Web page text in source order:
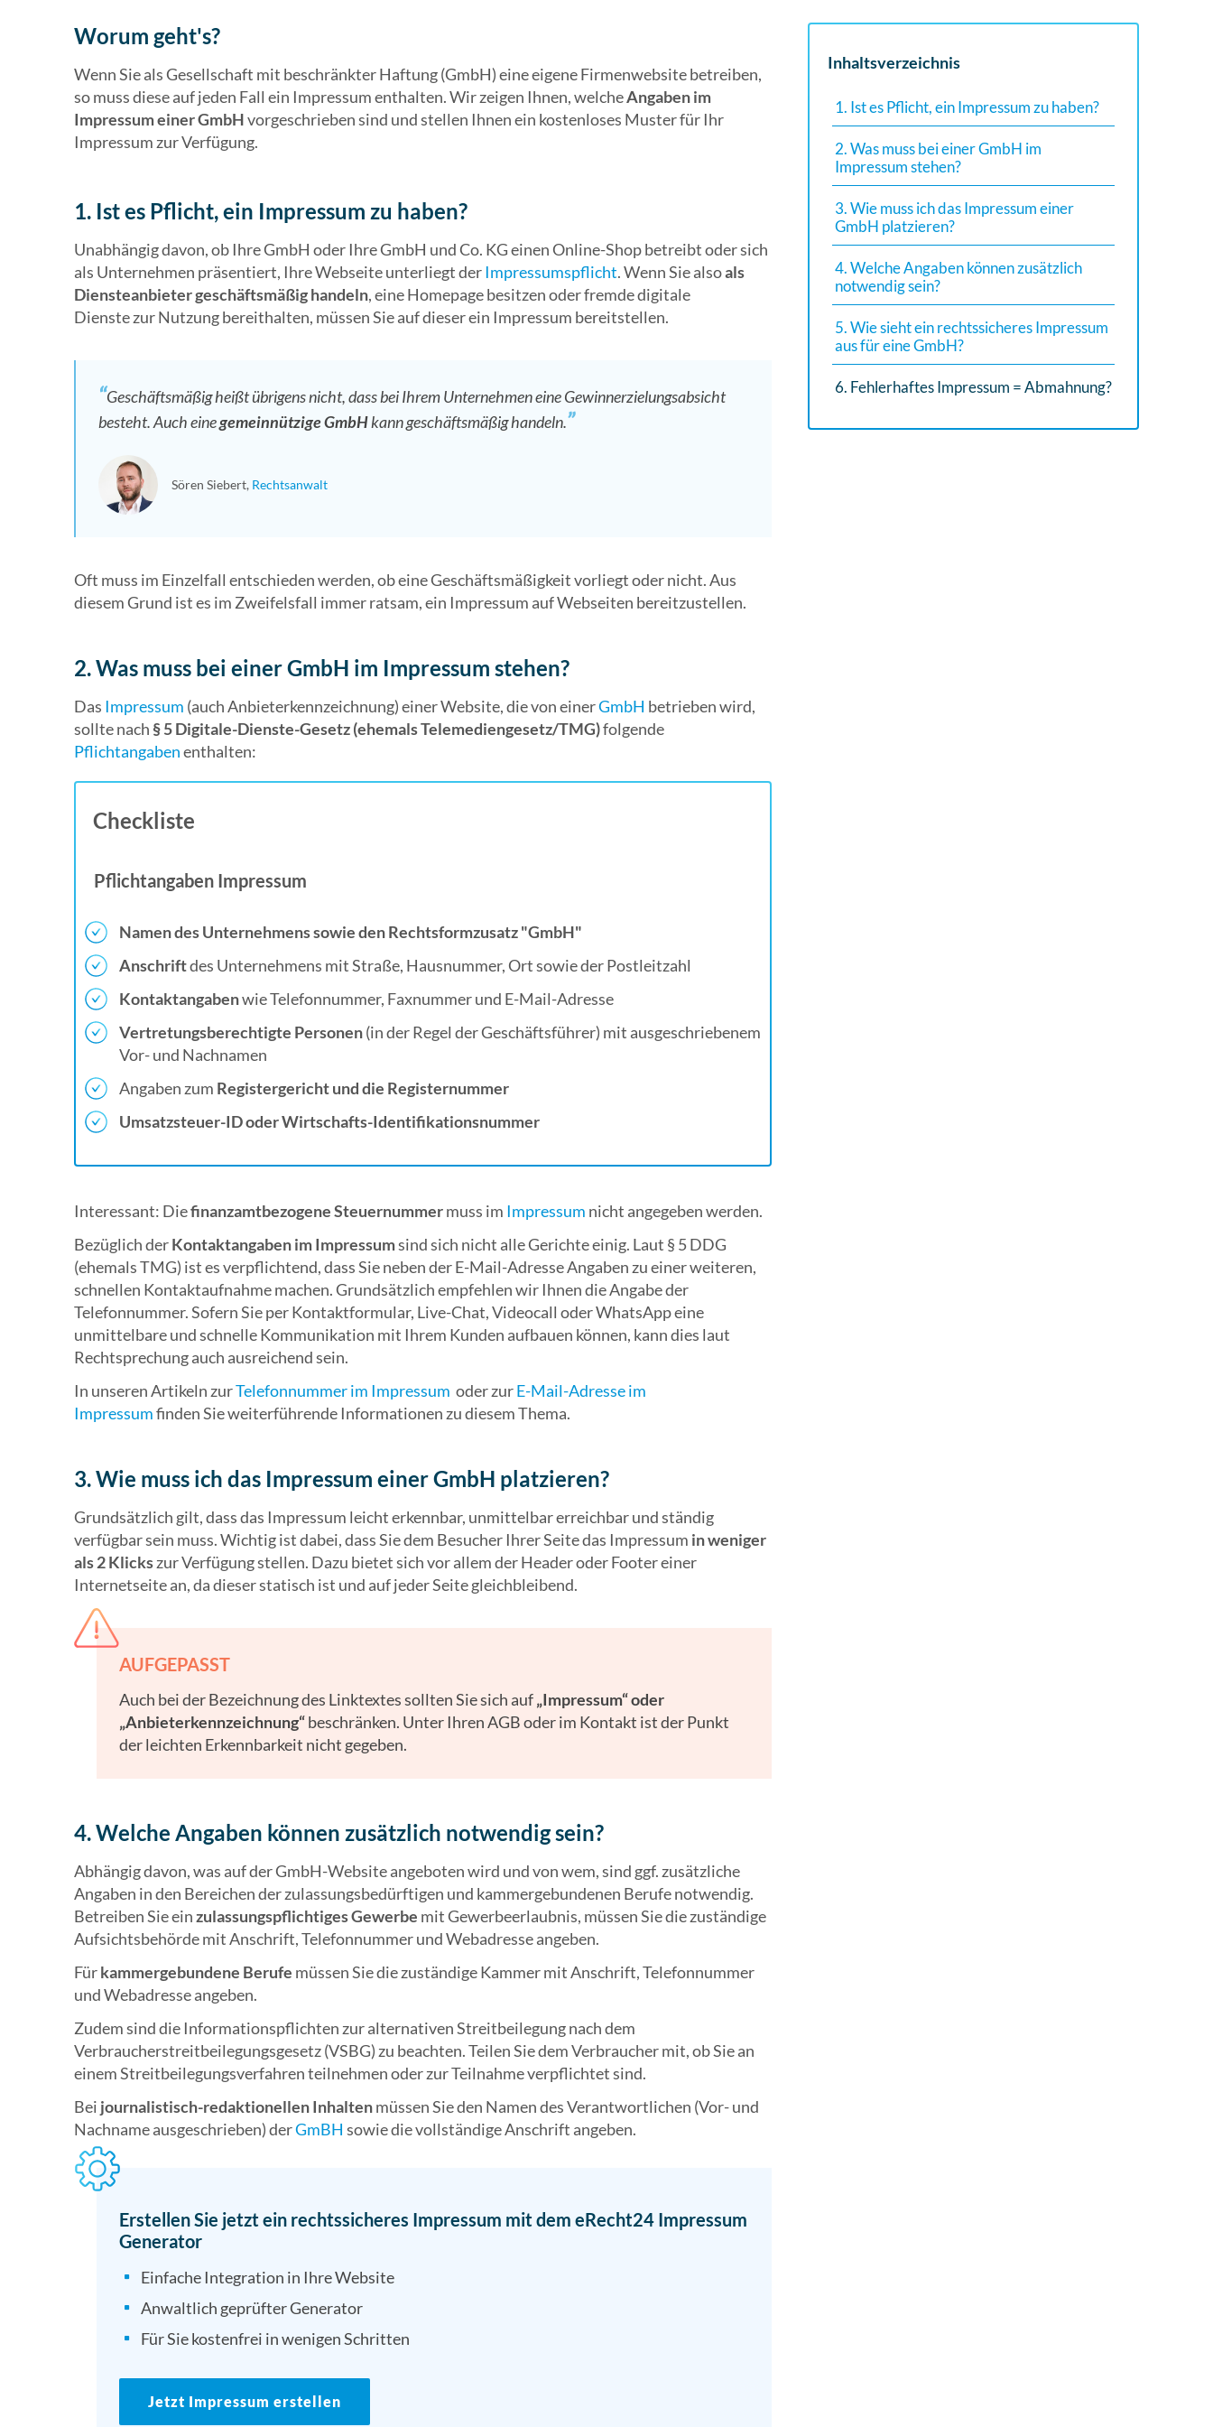
Inhaltsverzeichnis
1. Ist es Pflicht, ein Impressum zu haben?
2. Was muss bei einer GmbH im
Impressum stehen?
3. Wie muss ich das Impressum einer
GmbH platzieren?
4. Welche Angaben können zusätzlich
notwendig sein?
5. Wie sieht ein rechtssicheres Impressum
aus für eine GmbH?
6. Fehlerhaftes Impressum = Abmahnung?
Worum geht's?
Wenn Sie als Gesellschaft mit beschränkter Haftung (GmbH) eine eigene Firmenwebsite betreiben,
so muss diese auf jeden Fall ein Impressum enthalten. Wir zeigen Ihnen, welcheAngaben im
Impressum einer GmbHvorgeschrieben sind und stellen Ihnen ein kostenloses Muster für Ihr
Impressum zur Verfügung.
1. Ist es Pflicht, ein Impressum zu haben?
Unabhängig davon, ob Ihre GmbH oder Ihre GmbH und Co. KG einen Online-Shop betreibt oder sich
als Unternehmen präsentiert, Ihre Webseite unterliegt derImpressumspflicht. Wenn Sie alsoals
Diensteanbieter geschäftsmäßig handeln, eine Homepage besitzen oder fremde digitale
Dienste zur Nutzung bereithalten, müssen Sie auf dieser ein Impressum bereitstellen.
Geschäftsmäßig heißt übrigens nicht, dass bei Ihrem Unternehmen eine Gewinnerzielungsabsicht
besteht. Auch einegemeinnützige GmbHkann geschäftsmäßig handeln.
Sören Siebert Rechtsanwalt
Oft muss im Einzelfall entschieden werden, ob eine Geschäftsmäßigkeit vorliegt oder nicht. Aus
diesem Grund ist es im Zweifelsfall immer ratsam, ein Impressum auf Webseiten bereitzustellen.
2. Was muss bei einer GmbH im Impressum stehen?
Das Impressum (auch Anbieterkennzeichnung) einer Website, die von einerGmbH betrieben wird,
sollte nach § 5 Digitale-Dienste-Gesetz (ehemals Telemediengesetz/TMG)folgende
Pflichtangabenenthalten:
Checkliste
Pflichtangaben Impressum
Namen des Unternehmens sowie den Rechtsformzusatz "GmbH"
Anschriftdes Unternehmens mit Straße, Hausnummer, Ort sowie der Postleitzahl
Kontaktangabenwie Telefonnummer, Faxnummer und E-Mail-Adresse
Vertretungsberechtigte Personen(in der Regel der Geschäftsführer) mit ausgeschriebenem
Vor- und Nachnamen
Angaben zum Registergericht und die Registernummer
Umsatzsteuer-ID oder Wirtschafts-Identifikationsnummer
Interessant: Diefinanzamtbezogene Steuernummermuss im Impressum nicht angegeben werden.
Bezüglich derKontaktangaben im Impressumsind sich nicht alle Gerichte einig. Laut § 5 DDG
(ehemals TMG) ist es verpflichtend, dass Sie neben der E-Mail-Adresse Angaben zu einer weiteren,
schnellen Kontaktaufnahme machen. Grundsätzlich empfehlen wir Ihnen die Angabe der
Telefonnummer. Sofern Sie per Kontaktformular, Live-Chat, Videocall oder WhatsApp eine
unmittelbare und schnelle Kommunikation mit Ihrem Kunden aufbauen können, kann dies laut
Rechtsprechung auch ausreichend sein.
In unseren Artikeln zurTelefonnummer im Impressum oder zurE-Mail-Adresse im
Impressumfinden Sie weiterführende Informationen zu diesem Thema.
3. Wie muss ich das Impressum einer GmbH platzieren?
Grundsätzlich gilt, dass das Impressum leicht erkennbar, unmittelbar erreichbar und ständig
verfügbar sein muss. Wichtig ist dabei, dass Sie dem Besucher Ihrer Seite das Impressum in weniger
als 2 Klickszur Verfügung stellen. Dazu bietet sich vor allem der Header oder Footer einer
Internetseite an, da dieser statisch ist und auf jeder Seite gleichbleibend.
AUFGEPASST
Auch bei der Bezeichnung des Linktextes sollten Sie sich auf„Impressum“ oder
„Anbieterkennzeichnung“beschränken. Unter Ihren AGB oder im Kontakt ist der Punkt
der leichten Erkennbarkeit nicht gegeben.
4. Welche Angaben können zusätzlich notwendig sein?
Abhängig davon, was auf der GmbH-Website angeboten wird und von wem, sind ggf. zusätzliche
Angaben in den Bereichen der zulassungsbedürftigen und kammergebundenen Berufe notwendig.
Betreiben Sie einzulassungspflichtiges Gewerbe mit Gewerbeerlaubnis, müssen Sie die zuständige
Aufsichtsbehörde mit Anschrift, Telefonnummer und Webadresse angeben.
Fürkammergebundene Berufe müssen Sie die zuständige Kammer mit Anschrift, Telefonnummer
und Webadresse angeben.
Zudem sind die Informationspflichten zur alternativen Streitbeilegung nach dem
Verbraucherstreitbeilegungsgesetz (VSBG) zu beachten. Teilen Sie dem Verbraucher mit, ob Sie an
einem Streitbeilegungsverfahren teilnehmen oder zur Teilnahme verpflichtet sind.
Bei journalistisch-redaktionellen Inhaltenmüssen Sie den Namen des Verantwortlichen (Vor- und
Nachname ausgeschrieben) derGmBH sowie die vollständige Anschrift angeben.
Erstellen Sie jetzt ein rechtssicheres Impressum mit dem eRecht24 Impressum
Generator
Einfache Integration in Ihre Website
Anwaltlich geprüfter Generator
Für Sie kostenfrei in wenigen Schritten
Jetzt Impressum erstellen